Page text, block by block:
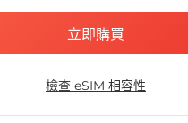
立即購買
檢查 eSIM 相容性